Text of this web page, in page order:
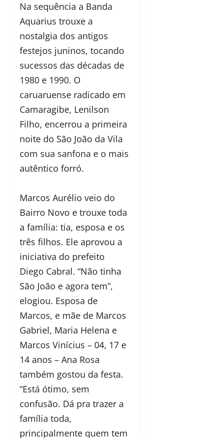
Na sequência a Banda
Aquarius trouxe a
nostalgia dos antigos
festejos juninos, tocando
sucessos das décadas de
1980 e 1990. O
caruaruense radicado em
Camaragibe, Lenilson
Filho, encerrou a primeira
noite do São João da Vila
com sua sanfona e o mais
autêntico forró.
Marcos Aurélio veio do
Bairro Novo e trouxe toda
a família: tia, esposa e os
três filhos. Ele aprovou a
iniciativa do prefeito
Diego Cabral. “Não tinha
São João e agora tem”,
elogiou. Esposa de
Marcos, e mãe de Marcos
Gabriel, Maria Helena e
Marcos Vinícius – 04, 17 e
14 anos – Ana Rosa
também gostou da festa.
“Está ótimo, sem
confusão. Dá pra trazer a
família toda,
principalmente quem tem